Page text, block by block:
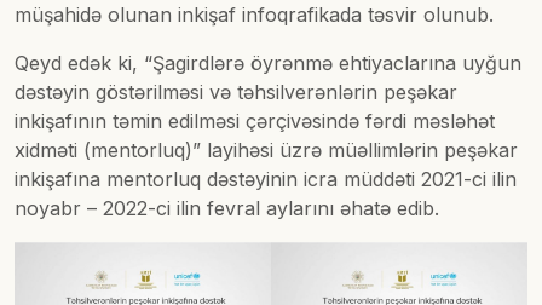
müşahidə olunan inkişaf infoqrafikada təsvir olunub.
Qeyd edək ki, “Şagirdlərə öyrənmə ehtiyaclarına uyğun
dəstəyin göstərilməsi və təhsilverənlərin peşəkar
inkişafının təmin edilməsi çərçivəsində fərdi məsləhət
xidməti (mentorluq)” layihəsi üzrə müəllimlərin peşəkar
inkişafına mentorluq dəstəyinin icra müddəti 2021-ci ilin
noyabr – 2022-ci ilin fevral aylarını əhatə edib.